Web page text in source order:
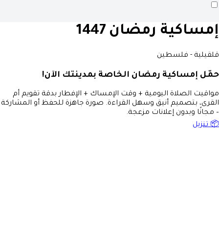
إمساكية رمضان 1447
قلقيلية - فلسطين
حمّل إمساكية رمضان الخاصة بمدينتك الآن!
مواقيت الصلاة اليومية + وقت الإمساك + الإفطار بدقة تقويم أم
القرى، بتصميم أنيق وسهل القراءة. صورة جاهزة للحفظ أو المشاركة
– مجانًا وبدون إعلانات مزعجة.
📦 تنزيل